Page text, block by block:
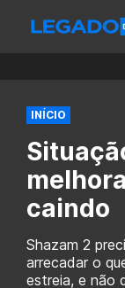
INÍCIO
caindo
Shazam 2
arrecadar o
estreia, e não